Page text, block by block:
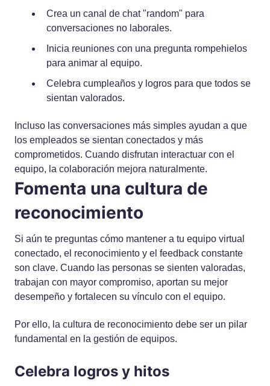
Crea un canal de chat "random" para
conversaciones no laborales.
Inicia reuniones con una pregunta rompehielos
para animar al equipo.
Celebra cumpleaños y logros para que todos se
sientan valorados.
Incluso las conversaciones más simples ayudan a que
los empleados se sientan conectados y más
comprometidos. Cuando disfrutan interactuar con el
equipo, la colaboración mejora naturalmente.
Fomenta una cultura de
reconocimiento
Si aún te preguntas cómo mantener a tu equipo virtual
conectado, el reconocimiento y el feedback constante
son clave. Cuando las personas se sienten valoradas,
trabajan con mayor compromiso, aportan su mejor
desempeño y fortalecen su vínculo con el equipo.
Por ello, la cultura de reconocimiento debe ser un pilar
fundamental en la gestión de equipos.
Celebra logros y hitos